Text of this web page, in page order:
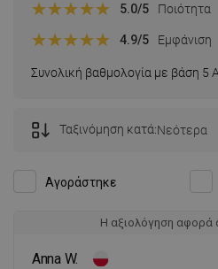
Συνολική βαθμολογία με βάση 5
5.0/5 Ποιότητα
4.9/5 Εμφάνιση
Αγοράστηκε
Ταξινόμηση κατά:Νεότερα
Η αξιολόγηση αφορά
Anna W.